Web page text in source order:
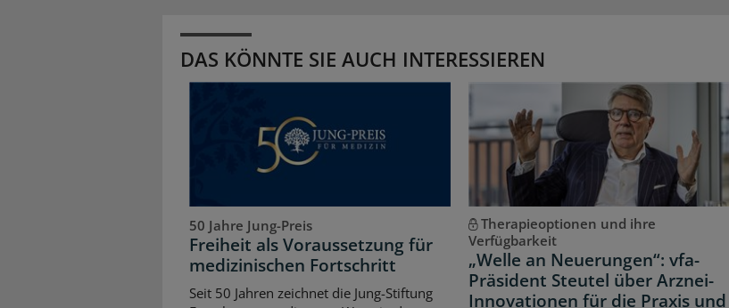
DAS KÖNNTE SIE AUCH INTERESSIEREN
50 Jahre Jung-Preis
Freiheit als Voraussetzung für
medizinischen Fortschritt
Seit 50 Jahren zeichnet die Jung-Stiftung
Therapieoptionen und ihre
Verfügbarkeit
„Welle an Neuerungen“: vfa-
Präsident Steutel über Arznei-
Innovationen für die Praxis und